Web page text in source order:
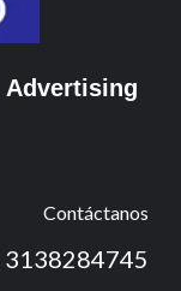
Advertising
Contáctanos